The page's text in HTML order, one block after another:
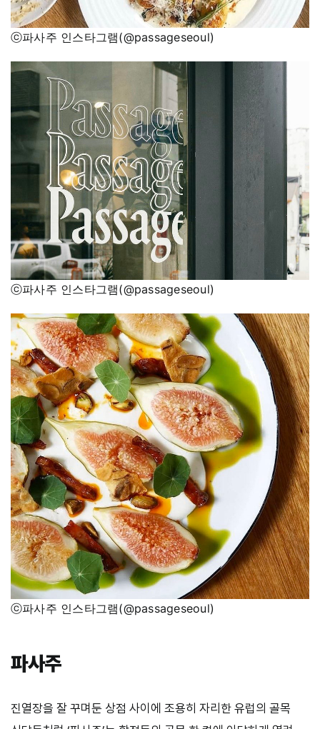
ⓒ파사주 인스타그램(@passageseoul)
ⓒ파사주 인스타그램(@passageseoul)
ⓒ파사주 인스타그램(@passageseoul)
파사주
진열장을 잘 꾸며둔 상점 사이에 조용히 자리한 유럽의 골목